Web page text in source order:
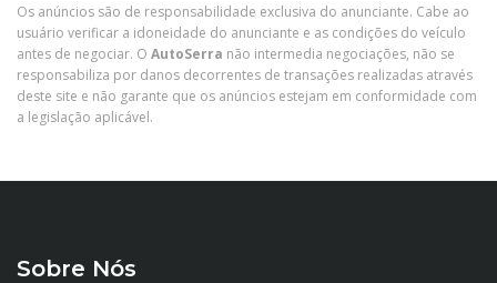
Os anúncios são de responsabilidade exclusiva do anunciante. Cabe ao
usuário verificar a idoneidade do anunciante e as condições do veículo
antes de negociar. O AutoSerra não intermedia negociações, não se
responsabiliza por danos decorrentes de transações realizadas através
deste site e não garante que os anúncios estejam em conformidade com
a legislação aplicável.
Sobre Nós